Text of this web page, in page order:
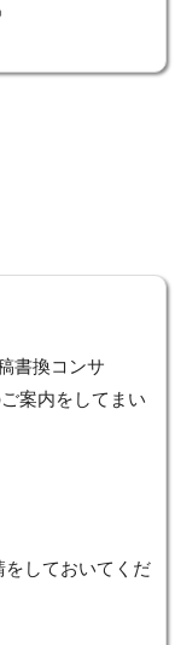
書換コンサ
案内をしてまい
しておいてくだ